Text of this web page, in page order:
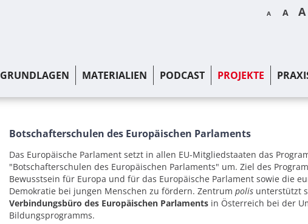
A A A
GRUNDLAGEN MATERIALIEN PODCAST PROJEKTE
Botschafterschulen des Europäischen Parlaments
Das Europäische Parlament setzt in allen EU-Mitgliedstaaten das
"Botschafterschulen des Europäischen Parlaments" um. Ziel des
Bewusstsein für Europa und für das Europäische Parlament sowie die
Demokratie bei jungen Menschen zu fördern. Zentrum polis unterstützt
Verbindungsbüro des Europäischen Parlaments in Österreich bei der
Bildungsprogramms.